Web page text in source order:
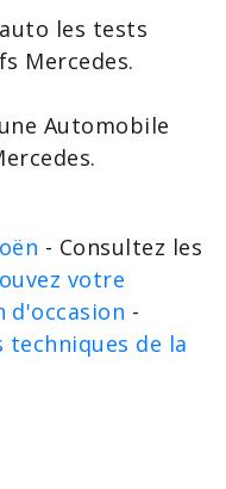
les tests
Mercedes.
Automobile
.
- Consultez les
votre
d'occasion -
de la